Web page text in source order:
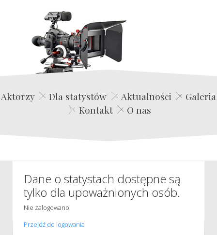
Edwin Film Agencja Aktorska
Aktorzy Dla statystów Aktualności
Galeria
Kontakt
O nas
Dane o statystach dostępne są
tylko dla upoważnionych osób.
Nie zalogowano
Przejdź do logowania